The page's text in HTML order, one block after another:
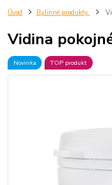
Úvod Bylinné produkty
Vidina
Novinka TOP produkt